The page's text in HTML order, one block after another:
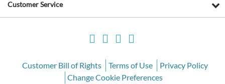
Customer Service
Customer Bill of Rights Terms of Use
Privacy Policy
Change Cookie Preferences